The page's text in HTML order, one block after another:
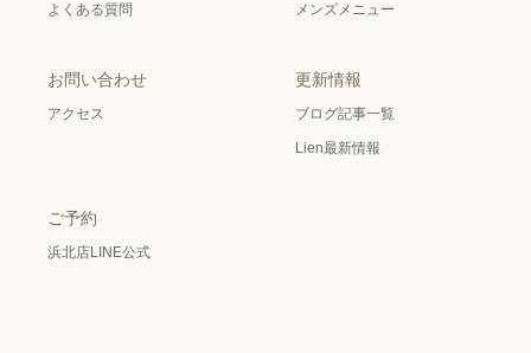
よくある質問 メンズメニュー
お問い合わせ
アクセス
更新情報
ブログ記事一覧
Lien最新情報
ご予約
浜北店LINE公式